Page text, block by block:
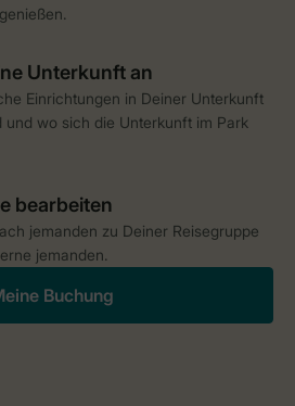
Einrichtungen in Deiner Unterkunft
und wo sich die Unterkunft im Park
jemanden zu Deiner Reisegruppe
jemanden.
Buchung